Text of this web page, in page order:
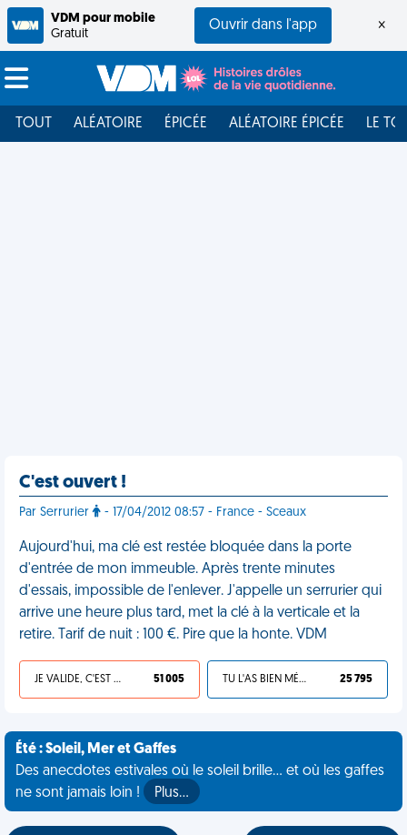
VDM pour mobile
Gratuit
Ouvrir dans l'app ×
TOUT ALÉATOIRE ÉPICÉE ALÉATOIRE ÉPICÉE LE
C'est ouvert !
Par Serrurier - 17/04/2012 08:57 - France - Sceaux
Aujourd'hui, ma clé est restée bloquée dans la porte
d'entrée de mon immeuble. Après trente minutes
d'essais, impossible de l'enlever. J'appelle un serrurier qui
arrive une heure plus tard, met la clé à la verticale et la
retire. Tarif de nuit : 100 €. Pire que la honte. VDM
JE VALIDE, C'EST UNE VDM 51 005 TU L'AS BIEN MÉRITÉ 25 795
Été : Soleil, Mer et Gaffes
Des anecdotes estivales où le soleil brille... et où les gaffes
ne sont jamais loin !
Plus…